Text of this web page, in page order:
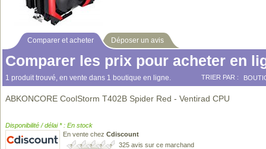
Comparer et acheter Déposer un avis
Comparer les prix pour acheter en
1 produit trouvé, en vente dans 1 boutique en ligne. TRIER PAR :
ABKONCORE CoolStorm T402B Spider Red - Ventirad CPU
Disponibilité / délai * : En stock
En vente chez Cdiscount
325 avis sur ce marchand